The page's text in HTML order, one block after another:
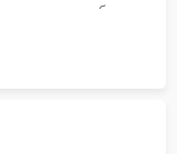
и линз блока
и пыли.